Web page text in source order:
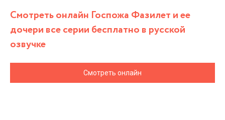
Смотреть онлайн Госпожа Фазилет и ее
дочери все серии бесплатно в русской
озвучке
Смотреть онлайн